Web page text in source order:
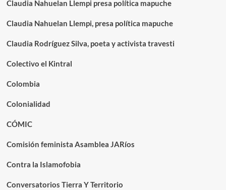
Claudia Nahuelan Llempi presa política mapuche
Claudia Nahuelan Llempi, presa política mapuche
Claudia Rodríguez Silva, poeta y activista travesti
Colectivo el Kintral
Colombia
Colonialidad
CÓMIC
Comisión feminista Asamblea JARíos
Contra la Islamofobia
Conversatorios Tierra Y Territorio